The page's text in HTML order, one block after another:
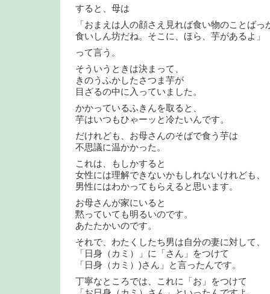
すると、母は
「おまえは人の顔さえ見れば食い物のことばっ
食いしん坊だね。そこに、ほら、芋があるよ」
って言う。
そういうときは決まって、
きのうふかしたさつま芋が
目ざるの中に入っていました。
かかっているふきんを取ると、
芋はいつもひゃーッと冷たいんです。
だけれども、お母さんのそばで食う芋は
不思議に温かかった。
これは、もしかすると
女性には理解できないかもしれないけれども、
男性にはわかってもらえると思います。
お母さんが家にいると
黙っていても明るいのです。
あたたかいのです。
それで、わたくしたち男は自分の妻に対して、
「日身（カミ）」に「さん」をつけて
「日身（カミ）)さん」と言ったんです。
丁寧なところでは、これに「お」をつけて